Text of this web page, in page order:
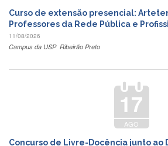
Contato
INTERNACIONALIZAÇÃO
Somos
Curso de extensão presencial:
Professores da Rede Pública e
11/08/2026
Campus da USP  Ribeirão Preto
17
AGO
Concurso de Livre-Docência junto